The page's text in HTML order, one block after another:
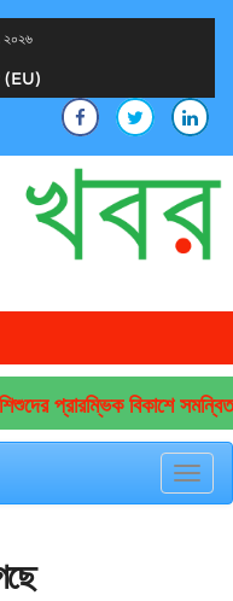
২০২৬
প্রারম্ভিক বিকাশে